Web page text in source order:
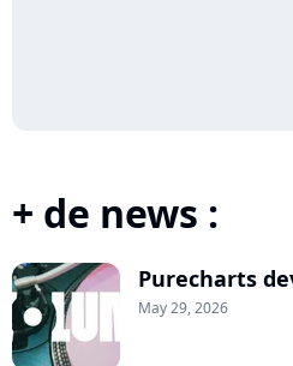
+ de news :
Purecharts
May 29, 2026